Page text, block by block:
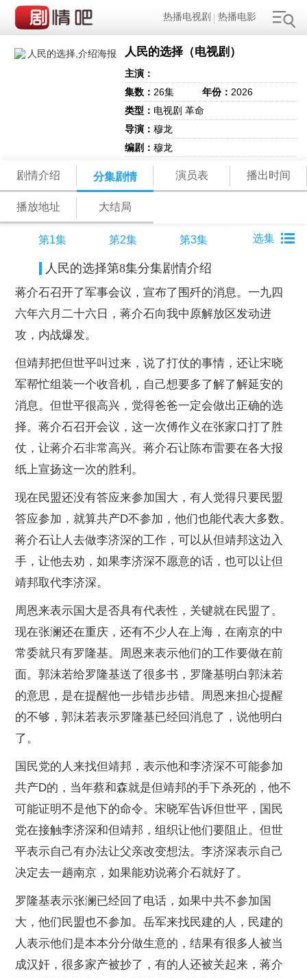
热播电视剧 热播电影
人民的选择（电视剧）
主演：
集数： 26集 年份： 2026
类型： 电视剧 革命
导演：穆龙
编剧：穆龙
剧情介绍 分集剧情 演员表 播出时间
播放地址 大结局
第1集 第2集 第3集
人民的选择第8集分集剧情介绍
蒋介石召开了军事会议，宣布了围歼的消息。一九四
六年六月二十六日，蒋介石向我中原解放区发动进
攻，内战爆发。
但靖邦把但世平叫过来，说了打仗的事情，还让宋晓
军帮忙组装一个收音机，自己想要多了解了解延安的
消息。但世平很高兴，觉得爸爸一定会做出正确的选
择。蒋介石召开会议，这一次傅作义在张家口打了胜
仗，让蒋介石非常高兴。蒋介石让陈布雷要在各大报
纸上宣扬这一次的胜利。
现在民盟还没有答应来参加国大，有人觉得只要民盟
答应参加，就算共产D不参加，他们也能代表大多数。
蒋介石让人去做李济深的工作，可以从但靖邦这边入
手，让他去劝，如果李济深不愿意的话，也可以让但
靖邦取代李济深。
周恩来表示国大是否具有代表性，关键就在民盟了。
现在张澜还在重庆，还有不少人在上海，在南京的中
常委就只有罗隆基。周恩来表示他们的工作要做在前
面。郭沫若给罗隆基送了很多书，罗隆基明白郭沫若
的意思，是在提醒他一步错步步错。周恩来担心提醒
的不够，郭沫若表示罗隆基已经回消息了，说他明白
了。
国民党的人来找但靖邦，表示他和李济深不可能参加
共产D的，当年蔡和森就是但靖邦的手下杀死的，他不
可能证明不是他下的命令。宋晓军告诉但世平，国民
党在接触李济深和但靖邦，组织让他们要阻止。但世
平表示自己有办法让父亲改变想法。李济深表示自己
决定去一趟南京，如果能劝说蒋介石就好了。
罗隆基表示张澜已经回了电话，如果中共不参加国
大，他们民盟也不参加。岳军来找民建的人，民建的
人表示他们是本本分分做生意的，结果有很多人被当
成汉奸，很多家产被抄了，有的人还被关起来，蒋介